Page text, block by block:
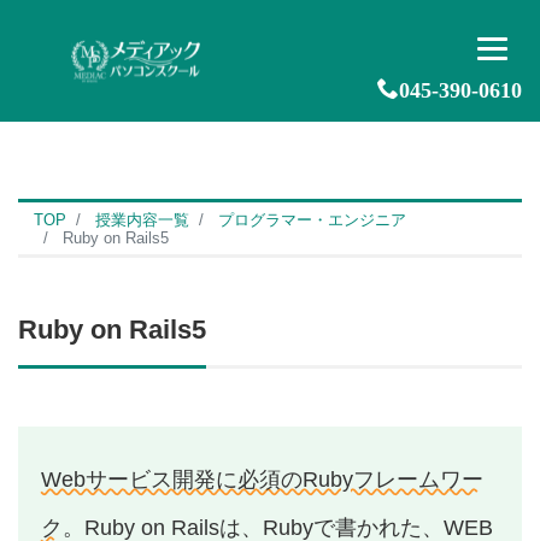
045-390-0610
TOP 授業内容一覧
プログラマー・エンジニア
Ruby on Rails5
Ruby on Rails5
Webサービス開発に必須のRubyフレームワー
ク 。Ruby on Railsは、Rubyで書かれた、WEB